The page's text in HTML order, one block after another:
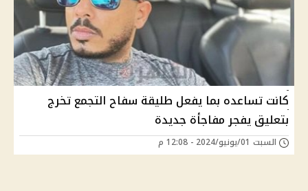
كانت تساعده بما يفعل طليقة سفاح التجمع تخرج
بتعليق يفجر مفاجأة جديدة
السبت 01/يونيو/2024 - 12:08 م